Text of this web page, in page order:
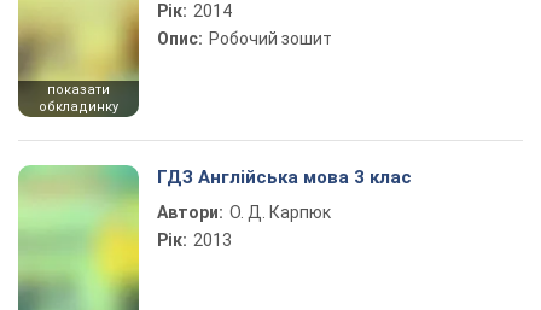
показати
обкладинку
Рік: 2014
Опис: Робочий зошит
ГДЗ Англійська мова 3 клас
Автори: О. Д. Карпюк
Рік: 2013